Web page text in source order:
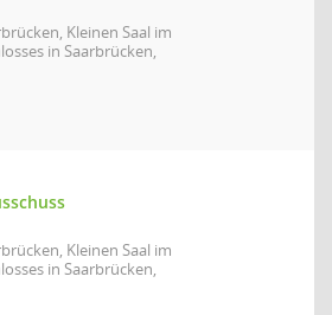
Kleinen Saal im
in Saarbrücken,
Kleinen Saal im
in Saarbrücken,